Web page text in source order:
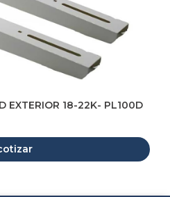
EXTERIOR 18-22K- PL100D